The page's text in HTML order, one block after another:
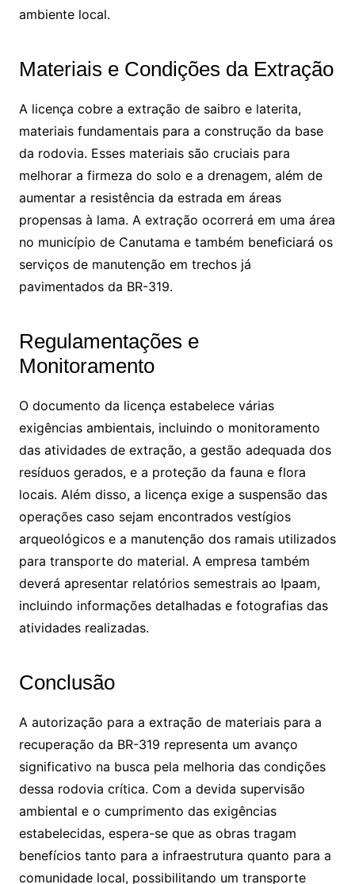
ambiente local.
Materiais e Condições da Extração
A licença cobre a extração de saibro e laterita,
materiais fundamentais para a construção da base
da rodovia. Esses materiais são cruciais para
melhorar a firmeza do solo e a drenagem, além de
aumentar a resistência da estrada em áreas
propensas à lama. A extração ocorrerá em uma área
no município de Canutama e também beneficiará os
serviços de manutenção em trechos já
pavimentados da BR-319.
Regulamentações e
Monitoramento
O documento da licença estabelece várias
exigências ambientais, incluindo o monitoramento
das atividades de extração, a gestão adequada dos
resíduos gerados, e a proteção da fauna e flora
locais. Além disso, a licença exige a suspensão das
operações caso sejam encontrados vestígios
arqueológicos e a manutenção dos ramais utilizados
para transporte do material. A empresa também
deverá apresentar relatórios semestrais ao Ipaam,
incluindo informações detalhadas e fotografias das
atividades realizadas.
Conclusão
A autorização para a extração de materiais para a
recuperação da BR-319 representa um avanço
significativo na busca pela melhoria das condições
dessa rodovia crítica. Com a devida supervisão
ambiental e o cumprimento das exigências
estabelecidas, espera-se que as obras tragam
benefícios tanto para a infraestrutura quanto para a
comunidade local, possibilitando um transporte